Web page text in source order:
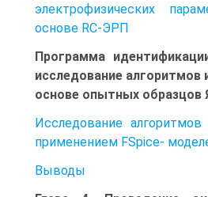
электрофизических
основе RC-ЭРП
Программа
исследование алгоритмов
основе опытных
Исследование
применением FSpice-
Выводы